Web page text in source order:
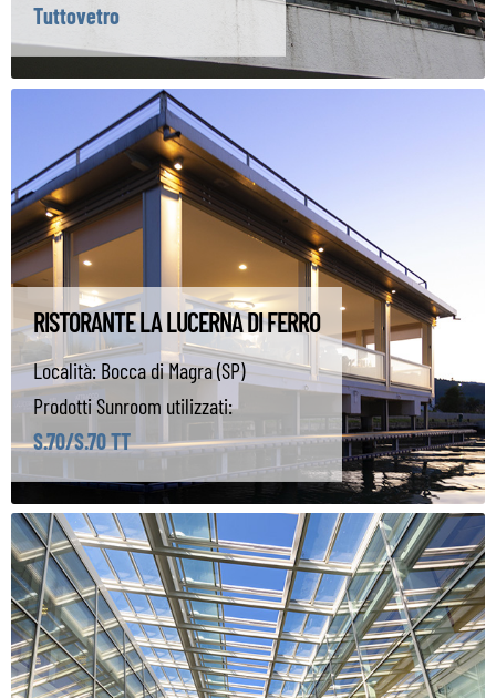
Tuttovetro
RISTORANTE LA LUCERNA DI FERRO
Località: Bocca di Magra (SP)
Prodotti Sunroom utilizzati:
S.70/S.70 TT